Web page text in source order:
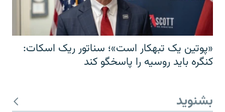
«پوتین یک تبهکار است»؛ سناتور ریک اسکات:
کنگره باید روسیه را پاسخگو کند
بشنوید